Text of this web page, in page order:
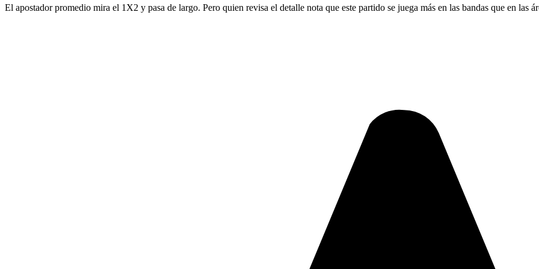
El apostador promedio mira el 1X2 y pasa de largo. Pero quien revisa el detalle nota que este partido se juega más en las bandas que en las